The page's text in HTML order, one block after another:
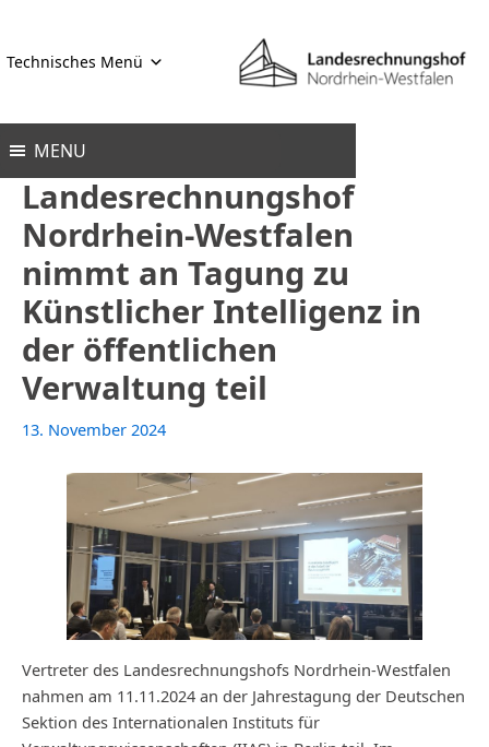
springen
Technisches Menü
MENU
Landesrechnungshof
Nordrhein-Westfalen
nimmt an Tagung zu
Künstlicher Intelligenz in
der öffentlichen
Verwaltung teil
13. November 2024
Vertreter des Landesrechnungshofs Nordrhein-Westfalen
nahmen am 11.11.2024 an der Jahrestagung der Deutschen
Sektion des Internationalen Instituts für